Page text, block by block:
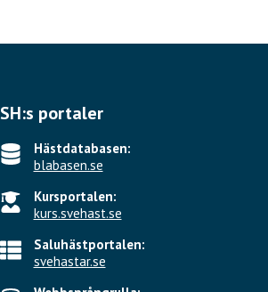
SH:s portaler
Hästdatabasen:
blabasen.se
Kursportalen:
kurs.svehast.se
Saluhästportalen:
svehastar.se